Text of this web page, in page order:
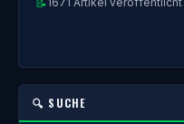
🔍 SUCHE